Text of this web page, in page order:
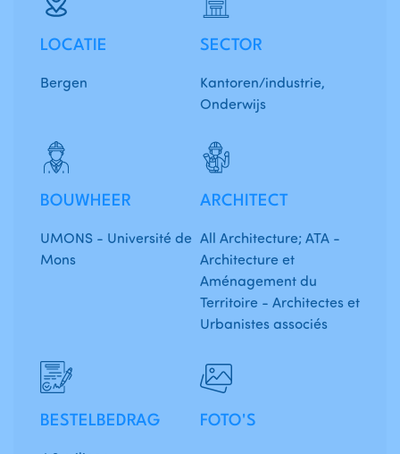
LOCATIE
Bergen
SECTOR
Kantoren/industrie,
Onderwijs
BOUWHEER
UMONS - Université de
Mons
ARCHITECT
All Architecture; ATA -
Architecture et
Aménagement du
Territoire - Architectes et
Urbanistes associés
BESTELBEDRAG FOTO'S